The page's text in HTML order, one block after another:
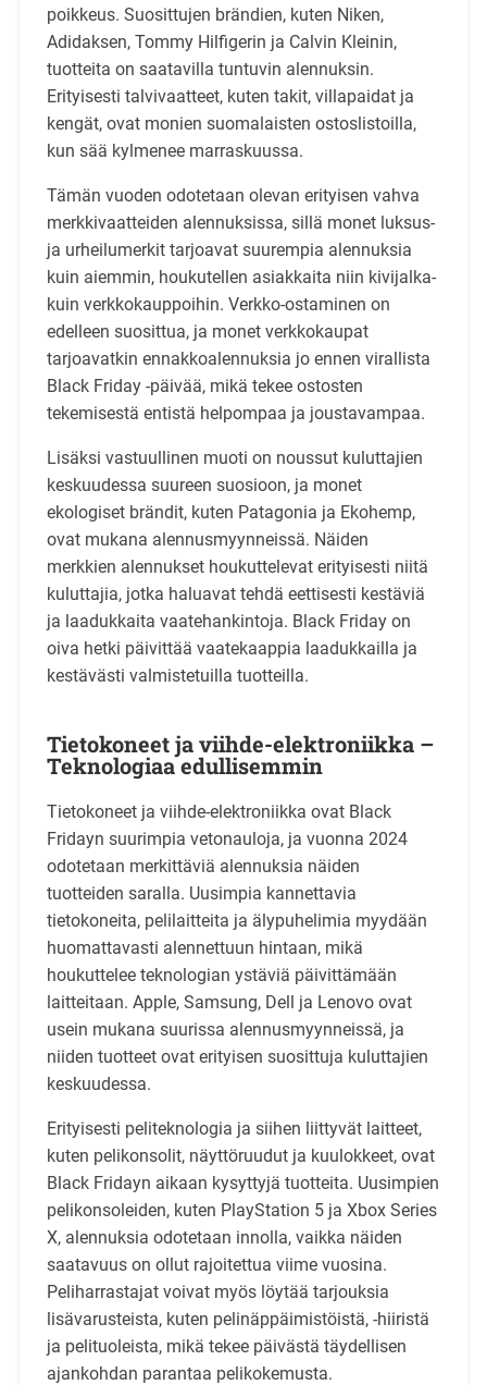
poikkeus. Suosittujen brändien, kuten Niken,
Adidaksen, Tommy Hilfigerin ja Calvin Kleinin,
tuotteita on saatavilla tuntuvin alennuksin.
Erityisesti talvivaatteet, kuten takit, villapaidat ja
kengät, ovat monien suomalaisten ostoslistoilla,
kun sää kylmenee marraskuussa.
Tämän vuoden odotetaan olevan erityisen vahva
merkkivaatteiden alennuksissa, sillä monet luksus-
ja urheilumerkit tarjoavat suurempia alennuksia
kuin aiemmin, houkutellen asiakkaita niin kivijalka-
kuin verkkokauppoihin. Verkko-ostaminen on
edelleen suosittua, ja monet verkkokaupat
tarjoavatkin ennakkoalennuksia jo ennen virallista
Black Friday -päivää, mikä tekee ostosten
tekemisestä entistä helpompaa ja joustavampaa.
Lisäksi vastuullinen muoti on noussut kuluttajien
keskuudessa suureen suosioon, ja monet
ekologiset brändit, kuten Patagonia ja Ekohemp,
ovat mukana alennusmyynneissä. Näiden
merkkien alennukset houkuttelevat erityisesti niitä
kuluttajia, jotka haluavat tehdä eettisesti kestäviä
ja laadukkaita vaatehankintoja. Black Friday on
oiva hetki päivittää vaatekaappia laadukkailla ja
kestävästi valmistetuilla tuotteilla.
Tietokoneet ja viihde-elektroniikka –
Teknologiaa edullisemmin
Tietokoneet ja viihde-elektroniikka ovat Black
Fridayn suurimpia vetonauloja, ja vuonna 2024
odotetaan merkittäviä alennuksia näiden
tuotteiden saralla. Uusimpia kannettavia
tietokoneita, pelilaitteita ja älypuhelimia myydään
huomattavasti alennettuun hintaan, mikä
houkuttelee teknologian ystäviä päivittämään
laitteitaan. Apple, Samsung, Dell ja Lenovo ovat
usein mukana suurissa alennusmyynneissä, ja
niiden tuotteet ovat erityisen suosittuja kuluttajien
keskuudessa.
Erityisesti peliteknologia ja siihen liittyvät laitteet,
kuten pelikonsolit, näyttöruudut ja kuulokkeet, ovat
Black Fridayn aikaan kysyttyjä tuotteita. Uusimpien
pelikonsoleiden, kuten PlayStation 5 ja Xbox Series
X, alennuksia odotetaan innolla, vaikka näiden
saatavuus on ollut rajoitettua viime vuosina.
Peliharrastajat voivat myös löytää tarjouksia
lisävarusteista, kuten pelinäppäimistöistä, -hiiristä
ja pelituoleista, mikä tekee päivästä täydellisen
ajankohdan parantaa pelikokemusta.